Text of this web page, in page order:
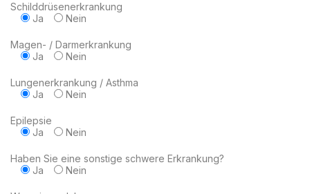
Schilddrüsenerkrankung
Ja
Nein
Magen- / Darmerkrankung
Ja
Nein
Lungenerkrankung / Asthma
Ja
Nein
Epilepsie
Ja
Nein
Haben Sie eine sonstige schwere Erkrankung?
Ja
Nein